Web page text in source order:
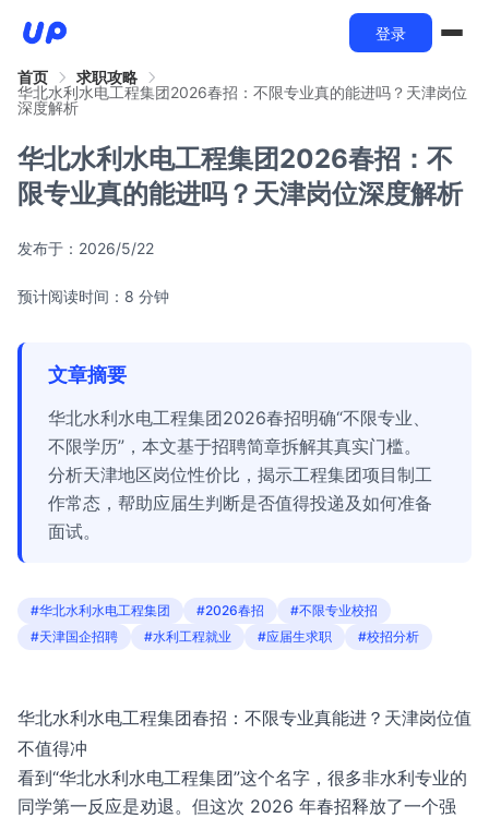
登录
首页
求职攻略
华北水利水电工程集团2026春招：不限专业真的能进吗？天津岗位
深度解析
华北水利水电工程集团2026春招：不
限专业真的能进吗？天津岗位深度解析
发布于： 2026/5/22
预计阅读时间：8 分钟
文章摘要
华北水利水电工程集团2026春招明确“不限专业、
不限学历”，本文基于招聘简章拆解其真实门槛。
分析天津地区岗位性价比，揭示工程集团项目制工
作常态，帮助应届生判断是否值得投递及如何准备
面试。
#华北水利水电工程集团 #2026春招
#不限专业校招
#天津国企招聘
#水利工程就业 #应届生求职 #校招分析
华北水利水电工程集团春招：不限专业真能进？天津岗位值
不值得冲
看到“华北水利水电工程集团”这个名字，很多非水利专业的
同学第一反应是劝退。但这次 2026 年春招释放了一个强